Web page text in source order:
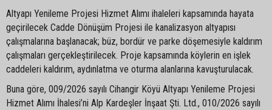
Altyapı Yenileme Projesi Hizmet Alımı ihaleleri kapsamında hayata
geçirilecek Cadde Dönüşüm Projesi ile kanalizasyon altyapısı
çalışmalarına başlanacak; büz, bordür ve parke döşemesiyle kaldırım
çalışmaları gerçekleştirilecek. Proje kapsamında köylerin en işlek
caddeleri kaldırım, aydınlatma ve oturma alanlarına kavuşturulacak.
Buna göre, 009/2026 sayılı Cihangir Köyü Altyapı Yenileme Projesi
Hizmet Alımı İhalesi’ni Alp Kardeşler İnşaat Şti. Ltd., 010/2026 sayılı